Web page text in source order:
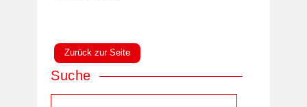
Zurück zur Seite
Suche